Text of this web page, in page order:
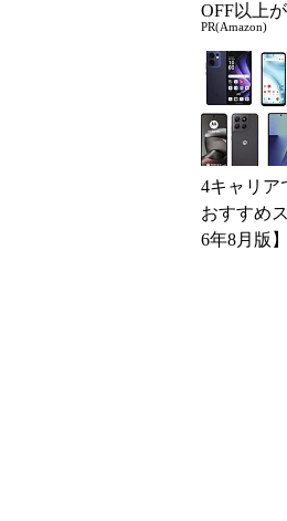
OFF以上
場！
凄すぎる
PR(Amazon)
4キャリア
おすすめ
6年8月版